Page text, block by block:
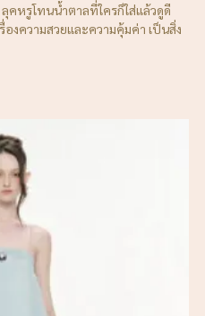
คหรูโทนน้ำตาลที่ใครก็ใส่แล้วดูดี
งความสวยและความคุ้มค่า เป็นสิ่ง